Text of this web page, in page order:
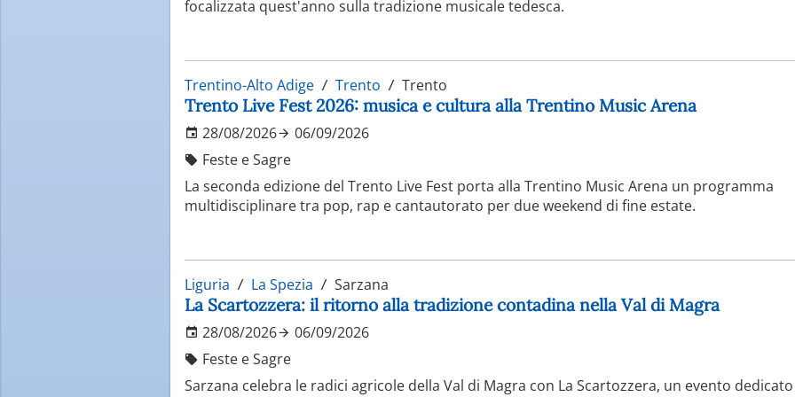
focalizzata quest'anno sulla tradizione musicale tedesca.
Trentino-Alto Adige Trento Trento
Trento Live Fest 2026: musica e cultura alla Trentino Music Arena
28/08/2026
06/09/2026
Feste e Sagre
La seconda edizione del Trento Live Fest porta alla Trentino Music Arena un programma
multidisciplinare tra pop, rap e cantautorato per due weekend di fine estate.
Liguria La Spezia Sarzana
La Scartozzera: il ritorno alla tradizione contadina nella Val di Magra
28/08/2026
06/09/2026
Feste e Sagre
Sarzana celebra le radici agricole della Val di Magra con La Scartozzera, un evento